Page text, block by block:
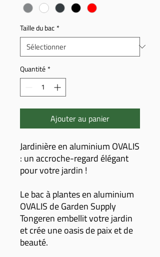
Taille du bac*
Quantité*
Ajouter au panier
Jardinière en aluminium OVALIS
: un accroche-regard élégant
pour votre jardin !
Le bac à plantes en aluminium
OVALIS de Garden Supply
Tongeren embellit votre jardin
et crée une oasis de paix et de
beauté.